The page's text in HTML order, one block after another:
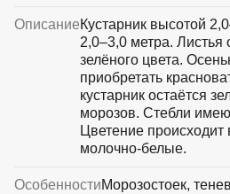
Sale Новинки Акции
ОписаниеКустарник высотой
2,0–3,0 метра.
зелёного цвета.
приобретать
кустарник остаётся
морозов. Стебли
Цветение происходит
молочно-белые.
ОсобенностиМорозостоек,